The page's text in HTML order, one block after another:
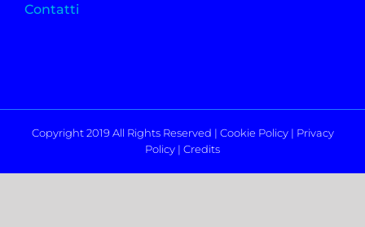
Contatti
Copyright 2019 All Rights Reserved | Cookie Policy| Privacy
Policy | Credits